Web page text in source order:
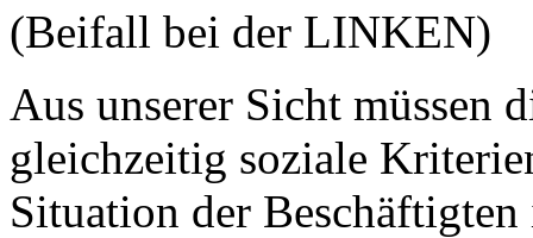
(Beifall bei der LINKEN)
Aus unserer Sicht müssen
gleichzeitig soziale
Situation der